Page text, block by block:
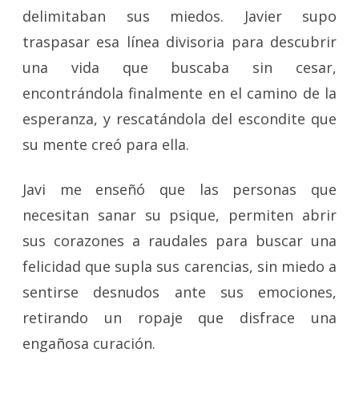
delimitaban sus miedos. Javier supo
traspasar esa línea divisoria para descubrir
una vida que buscaba sin cesar,
encontrándola finalmente en el camino de la
esperanza, y rescatándola del escondite que
su mente creó para ella.
Javi me enseñó que las personas que
necesitan sanar su psique, permiten abrir
sus corazones a raudales para buscar una
felicidad que supla sus carencias, sin miedo a
sentirse desnudos ante sus emociones,
retirando un ropaje que disfrace una
engañosa curación.